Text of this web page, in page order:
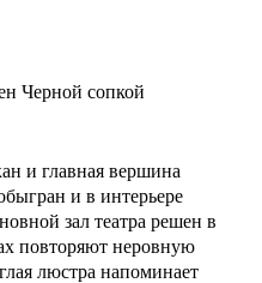
Черной сопкой
и главная вершина
и в интерьере
зал театра решен в
повторяют неровную
люстра напоминает